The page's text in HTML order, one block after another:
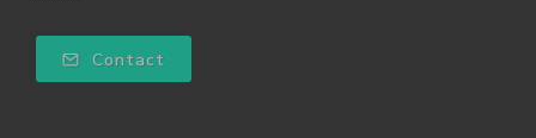
Contact